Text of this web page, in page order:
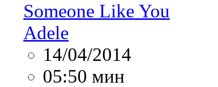
Someone Like You
Adele
14/04/2014
05:50 мин